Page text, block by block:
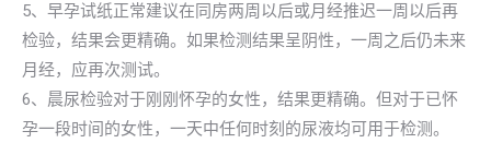
5、早孕试纸正常建议在同房两周以后或月经推迟一周以后再
检验，结果会更精确。如果检测结果呈阴性，一周之后仍未来
月经，应再次测试。
6、晨尿检验对于刚刚怀孕的女性，结果更精确。但对于已怀
孕一段时间的女性，一天中任何时刻的尿液均可用于检测。